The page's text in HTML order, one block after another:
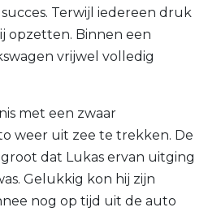
Terwijl iedereen druk
opzetten. Binnen een
vrijwel volledig
met een zwaar
weer uit zee te trekken. De
dat Lukas ervan uitging
Gelukkig kon hij zijn
nog op tijd uit de auto